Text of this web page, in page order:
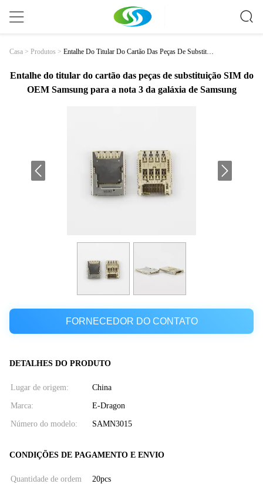
Casa > Produtos > Entalhe Do Titular Do Cartão Das Peças De Substitui
Entalhe do titular do cartão das peças de substituição SIM do
OEM Samsung para a nota 3 da galáxia de Samsung
FORNECEDOR DO CONTATO
DETALHES DO PRODUTO
Lugar de origem: China
Marca: E-Dragon
Número do modelo: SAMN3015
CONDIÇÕES DE PAGAMENTO E ENVIO
Quantidade de ordem
20pcs